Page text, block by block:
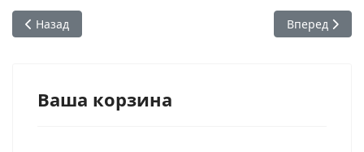
Предыдущий: Сатсварупа дас Госвами - Шрила
Назад Следующий:
Вперед
Ваша корзина